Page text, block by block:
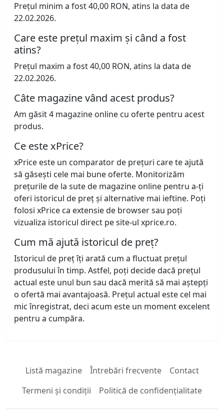
Prețul minim a fost 40,00 RON, atins la data de
22.02.2026.
Care este prețul maxim și când a fost
atins?
Prețul maxim a fost 40,00 RON, atins la data de
22.02.2026.
Câte magazine vând acest produs?
Am găsit 4 magazine online cu oferte pentru acest
produs.
Ce este xPrice?
xPrice este un comparator de prețuri care te ajută
să găsești cele mai bune oferte. Monitorizăm
prețurile de la sute de magazine online pentru a-ți
oferi istoricul de preț și alternative mai ieftine. Poți
folosi xPrice ca extensie de browser sau poți
vizualiza istoricul direct pe site-ul xprice.ro.
Cum mă ajută istoricul de preț?
Istoricul de preț îți arată cum a fluctuat prețul
produsului în timp. Astfel, poți decide dacă prețul
actual este unul bun sau dacă merită să mai aștepți
o ofertă mai avantajoasă. Prețul actual este cel mai
mic înregistrat, deci acum este un moment excelent
pentru a cumpăra.
Listă magazine Întrebări frecvente
Contact
Termeni și condiții
Politică de confidențialitate